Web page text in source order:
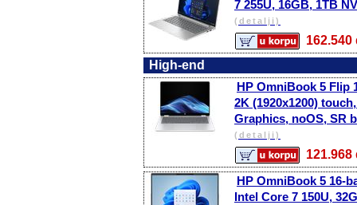
7 255U, 16GB, 1TB
(detalji)
High-end
HP OmniBook 5 Flip
2K (1920x1200)
Graphics, noOS, SR
(detalji)
HP OmniBook 5 16-
Intel Core 7 150U,